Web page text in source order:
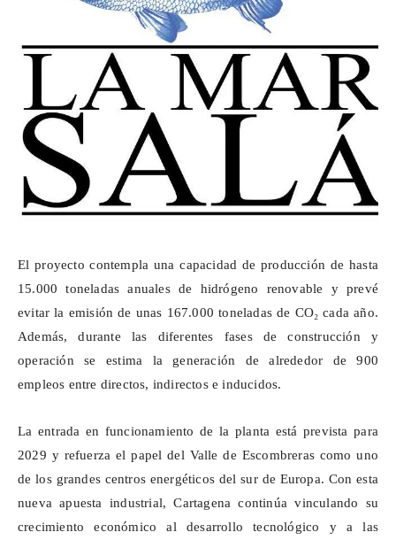
El proyecto contempla una capacidad de producción de hasta
15.000 toneladas anuales de hidrógeno renovable y prevé
evitar la emisión de unas 167.000 toneladas de CO₂ cada año.
Además, durante las diferentes fases de construcción y
operación se estima la generación de alrededor de 900
empleos entre directos, indirectos e inducidos.
La entrada en funcionamiento de la planta está prevista para
2029 y refuerza el papel del Valle de Escombreras como uno
de los grandes centros energéticos del sur de Europa. Con esta
nueva apuesta industrial, Cartagena continúa vinculando su
crecimiento económico al desarrollo tecnológico y a las